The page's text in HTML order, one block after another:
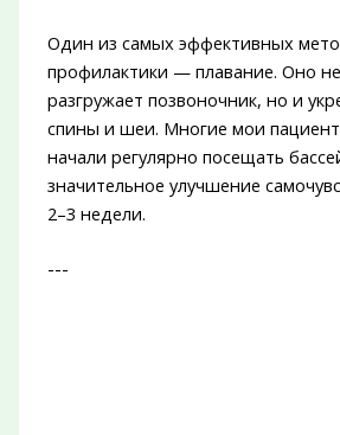
Один из самых эффективных
профилактики — плавание. Оно
разгружает позвоночник, но и
спины и шеи. Многие мои
начали регулярно посещать
значительное улучшение
2–3 недели.
---